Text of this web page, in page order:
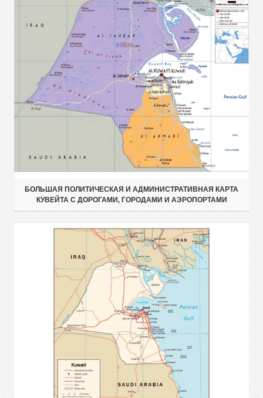
БОЛЬШАЯ ПОЛИТИЧЕСКАЯ И АДМИНИСТРАТИВНАЯ КАРТА
КУВЕЙТА С ДОРОГАМИ, ГОРОДАМИ И АЭРОПОРТАМИ